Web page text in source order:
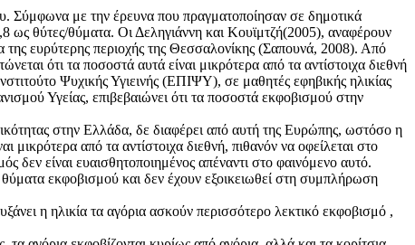
Σύμφωνα με την έρευνα που πραγματοποίησαν σε δημοτικά
ως θύτες/θύματα. Οι Δεληγιάννη και Κουϊμτζή(2005), αναφέρουν
της ευρύτερης περιοχής της Θεσσαλονίκης (Σαπουνά, 2008). Από
ότι τα ποσοστά αυτά είναι μικρότερα από τα αντίστοιχα διεθνή
Ψυχικής Υγιεινής (ΕΠΙΨΥ), σε μαθητές εφηβικής ηλικίας
Υγείας, επιβεβαιώνει ότι τα ποσοστά εκφοβισμού στην
στην Ελλάδα, δε διαφέρει από αυτή της Ευρώπης, ωστόσο η
μικρότερα από τα αντίστοιχα διεθνή, πιθανόν να οφείλεται στο
δεν είναι ευαισθητοποιημένος απέναντι στο φαινόμενο αυτό.
εκφοβισμού και δεν έχουν εξοικειωθεί στη συμπλήρωση
η ηλικία τα αγόρια ασκούν περισσότερο λεκτικό εκφοβισμό ,